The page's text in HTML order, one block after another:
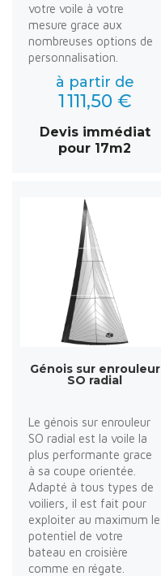
votre voile à votre
mesure grace aux
nombreuses options de
personnalisation.
à partir de
1 111,50 €
Devis immédiat
pour 17m2
Génois sur enrouleur
SO radial
Le génois sur enrouleur
SO radial est la voile la
plus performante grace
à sa coupe orientée.
Adapté à tous types de
voiliers, il est fait pour
exploiter au maximum le
potentiel de votre
bateau en croisière
comme en régate.